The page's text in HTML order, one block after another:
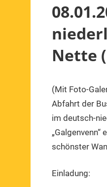
Nette
8.
Januar
2017
1.
Vorsitzender
Veranstaltung
(Mit Foto-
Abfahrt der
im deutsch-
schönster
Einladung: